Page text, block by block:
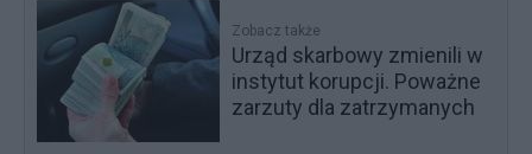
Zobacz także
Urząd skarbowy zmienili w
instytut korupcji. Poważne
zarzuty dla zatrzymanych